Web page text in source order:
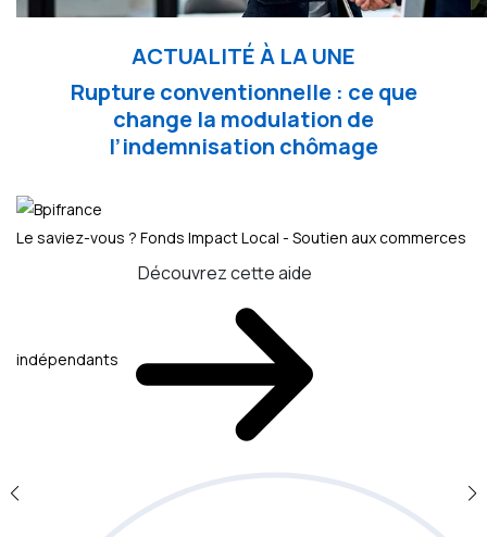
ACTUALITÉ À LA UNE
Rupture conventionnelle : ce que
change la modulation de
l’indemnisation chômage
Le saviez-vous ? Fonds Impact Local - Soutien aux commerces
indépendants
Découvrez cette aide